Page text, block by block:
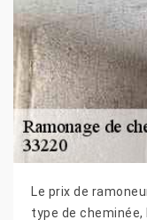
Le prix de
type de